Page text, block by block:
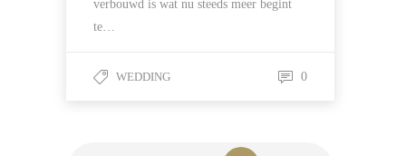
verbouwd is wat nu steeds meer begint
te…
WEDDING 0